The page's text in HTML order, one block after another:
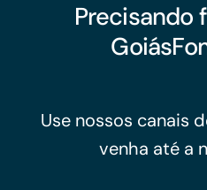
Precisando
Use nossos canais
venha até a